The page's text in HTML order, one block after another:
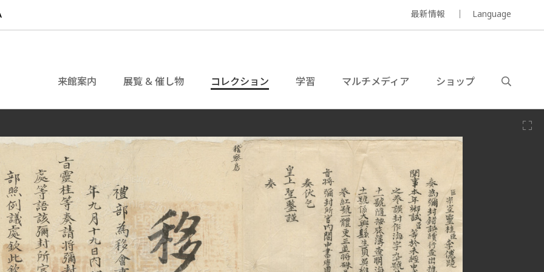
最新情報 Language
来館案内 展覧 & 催し物 コレクション 学習 マルチメディア ショップ